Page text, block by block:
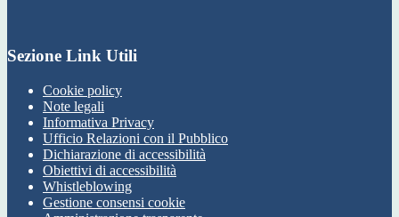
Sezione Link Utili
Cookie policy
Note legali
Informativa Privacy
Ufficio Relazioni con il Pubblico
Dichiarazione di accessibilità
Obiettivi di accessibilità
Whistleblowing
Gestione consensi cookie